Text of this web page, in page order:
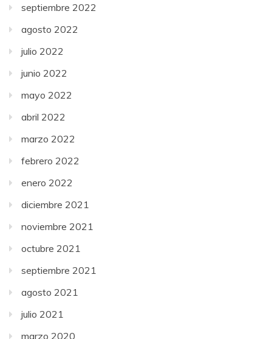
septiembre 2022
agosto 2022
julio 2022
junio 2022
mayo 2022
abril 2022
marzo 2022
febrero 2022
enero 2022
diciembre 2021
noviembre 2021
octubre 2021
septiembre 2021
agosto 2021
julio 2021
marzo 2020